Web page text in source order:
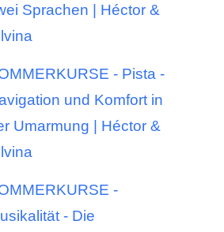
Sprachen | Héctor &
- Pista -
und Komfort in
Umarmung | Héctor &
-
- Die